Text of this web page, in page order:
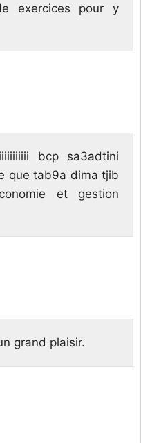
exercices pour y
bcp sa3adtini
que tab9a dima tjib
et gestion
grand plaisir.